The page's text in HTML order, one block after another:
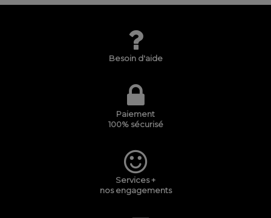
Besoin d'aide
Paiement
100% sécurisé
Services +
nos engagements